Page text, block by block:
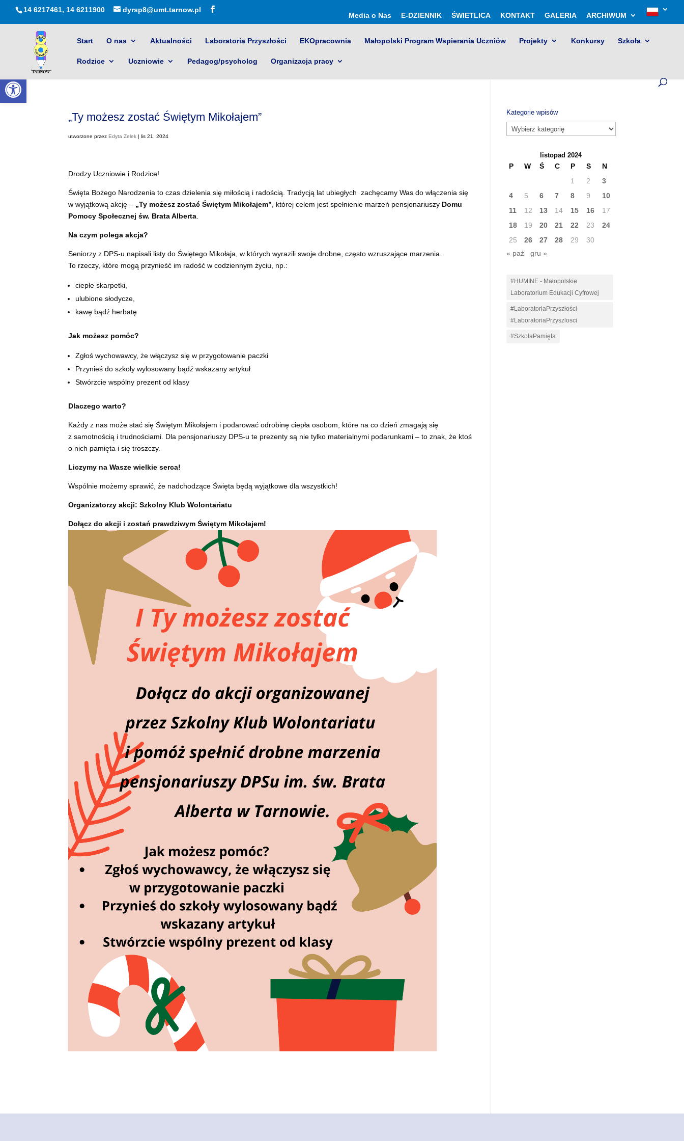
Otwórz pasek narzędzi
14 6217461, 14 6211900 dyrsp8@umt.tarnow.pl
Media o Nas E-DZIENNIK ŚWIETLICA KONTAKT GALERIA ARCHIWUM
Start O nas Aktualności Laboratoria Przyszłości EKOpracownia Małopolski Program Wspierania Uczniów Projekty Konkursy Szkoła
Rodzice Uczniowie Pedagog/psycholog Organizacja pracy
„Ty możesz zostać Świętym Mikołajem”
utworzone przezEdyta Zelek |lis 21, 2024
Drodzy Uczniowie i Rodzice!
Święta Bożego Narodzenia to czas dzielenia się miłością i radością. Tradycją lat ubiegłych zachęcamy Was do włączenia się
w wyjątkową akcję – „Ty możesz zostać Świętym Mikołajem” , której celem jest spełnienie marzeń pensjonariuszy Domu
Pomocy Społecznej św. Brata Alberta
Na czym polega akcja?
Seniorzy z DPS-u napisali listy do Świętego Mikołaja, w których wyrazili swoje drobne, często wzruszające marzenia.
To rzeczy, które mogą przynieść im radość w codziennym życiu, np.:
ciepłe skarpetki,
ulubione słodycze,
kawę bądź herbatę
Jak możesz pomóc?
Zgłoś wychowawcy, że włączysz się w przygotowanie paczki
Przynieś do szkoły wylosowany bądź wskazany artykuł
Stwórzcie wspólny prezent od klasy
Dlaczego warto?
Każdy z nas może stać się Świętym Mikołajem i podarować odrobinę ciepła osobom, które na co dzień zmagają się
z samotnością i trudnościami. Dla pensjonariuszy DPS-u te prezenty są nie tylko materialnymi podarunkami – to znak, że ktoś
o nich pamięta i się troszczy.
Liczymy na Wasze wielkie serca!
Wspólnie możemy sprawić, że nadchodzące Święta będą wyjątkowe dla wszystkich!
Organizatorzy akcji: Szkolny Klub Wolontariatu
Dołącz do akcji i zostań prawdziwym Świętym Mikołajem!
Kategorie wpisów
Kategorie
wpisów
listopad 2024
P W Ś C P S
N
1
2
3
4
5 6 7 8 9
10
11
12 13 14 15 16
17
18
19 20 21 22 23
24
25
26 27 28 29
30
« paź
gru »
#HUMINE - Małopolskie
Laboratorium Edukacji Cyfrowej
#LaboratoriaPrzyszłości
#LaboratoriaPrzyszlosci
#SzkołaPamięta